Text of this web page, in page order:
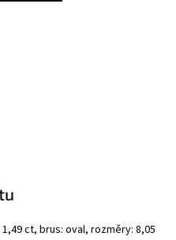
ct, brus: oval, rozměry: 8,05